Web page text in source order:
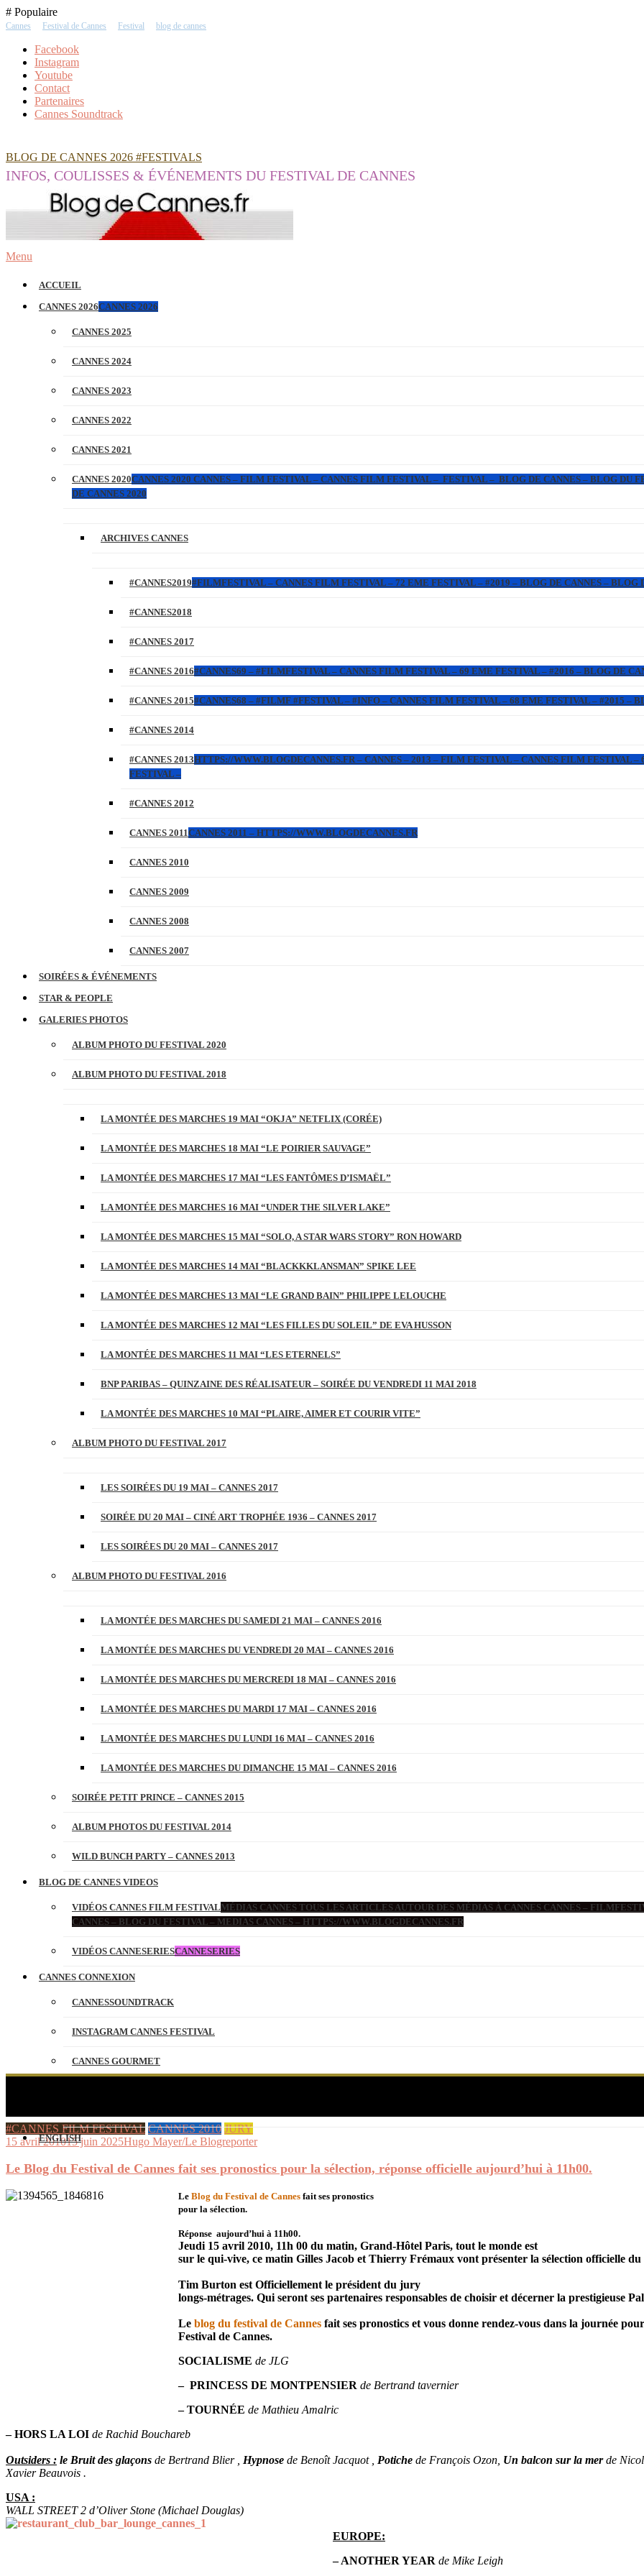
Skip
To
# Populaire
Cannes Festival de Cannes Festival blog de cannes
Facebook
Instagram
Youtube
Contact
Partenaires
Cannes Soundtrack
BLOG DE CANNES 2026 #FESTIVALS
INFOS, COULISSES & ÉVÉNEMENTS DU FESTIVAL DE CANNES
Menu
ACCUEIL
CANNES 2026CANNES 2026
CANNES 2025
CANNES 2024
CANNES 2023
CANNES 2022
CANNES 2021
CANNES 2020CANNES 2020 CANNES – FILM FESTIVAL – CANNES FILM FESTIVAL – FESTIVAL – BLOG DE CANNES – BLOG DU
DE CANNES 2020
ARCHIVES CANNES
#CANNES2019#FILMFESTIVAL – CANNES FILM FESTIVAL – 72 EME FESTIVAL – #2019 – BLOG DE CANNES – BLOG
#CANNES2018
#CANNES 2017
#CANNES 2016#CANNES69 – #FILMFESTIVAL – CANNES FILM FESTIVAL – 69 EME FESTIVAL – #2016 – BLOG DE
#CANNES 2015#CANNES68 – #FILMF #FESTIVAL – #INFO – CANNES FILM FESTIVAL – 68 EME FESTIVAL – #2015 –
#CANNES 2014
#CANNES 2013HTTPS://WWW.BLOGDECANNES.FR – CANNES – 2013 – FILM FESTIVAL – CANNES FILM FESTIVAL
FESTIVAL –
#CANNES 2012
CANNES 2011CANNES 2011 – HTTPS://WWW.BLOGDECANNES.FR
CANNES 2010
CANNES 2009
CANNES 2008
CANNES 2007
SOIRÉES & ÉVÉNEMENTS
STAR & PEOPLE
GALERIES PHOTOS
ALBUM PHOTO DU FESTIVAL 2020
ALBUM PHOTO DU FESTIVAL 2018
LA MONTÉE DES MARCHES 19 MAI “OKJA” NETFLIX (CORÉE)
LA MONTÉE DES MARCHES 18 MAI “LE POIRIER SAUVAGE”
LA MONTÉE DES MARCHES 17 MAI “LES FANTÔMES D’ISMAËL”
LA MONTÉE DES MARCHES 16 MAI “UNDER THE SILVER LAKE”
LA MONTÉE DES MARCHES 15 MAI “SOLO, A STAR WARS STORY” RON HOWARD
LA MONTÉE DES MARCHES 14 MAI “BLACKKKLANSMAN” SPIKE LEE
LA MONTÉE DES MARCHES 13 MAI “LE GRAND BAIN” PHILIPPE LELOUCHE
LA MONTÉE DES MARCHES 12 MAI “LES FILLES DU SOLEIL” DE EVA HUSSON
LA MONTÉE DES MARCHES 11 MAI “LES ETERNELS”
BNP PARIBAS – QUINZAINE DES RÉALISATEUR – SOIRÉE DU VENDREDI 11 MAI 2018
LA MONTÉE DES MARCHES 10 MAI “PLAIRE, AIMER ET COURIR VITE”
ALBUM PHOTO DU FESTIVAL 2017
LES SOIRÉES DU 19 MAI – CANNES 2017
SOIRÉE DU 20 MAI – CINÉ ART TROPHÉE 1936 – CANNES 2017
LES SOIRÉES DU 20 MAI – CANNES 2017
ALBUM PHOTO DU FESTIVAL 2016
LA MONTÉE DES MARCHES DU SAMEDI 21 MAI – CANNES 2016
LA MONTÉE DES MARCHES DU VENDREDI 20 MAI – CANNES 2016
LA MONTÉE DES MARCHES DU MERCREDI 18 MAI – CANNES 2016
LA MONTÉE DES MARCHES DU MARDI 17 MAI – CANNES 2016
LA MONTÉE DES MARCHES DU LUNDI 16 MAI – CANNES 2016
LA MONTÉE DES MARCHES DU DIMANCHE 15 MAI – CANNES 2016
SOIRÉE PETIT PRINCE – CANNES 2015
ALBUM PHOTOS DU FESTIVAL 2014
WILD BUNCH PARTY – CANNES 2013
BLOG DE CANNES VIDEOS
VIDÉOS CANNES FILM FESTIVALMÉDIAS CANNES TOUS LES ARTICLES AUTOUR DES MÉDIAS À CANNES CANNES –
CANNES – BLOG DU FESTIVAL – MEDIAS CANNES – HTTPS://WWW.BLOGDECANNES.FR
VIDÉOS CANNESERIESCANNESERIES
CANNES CONNEXION
CANNESSOUNDTRACK
INSTAGRAM CANNES FESTIVAL
CANNES GOURMET
ENGLISH
#CANNES FILM FESTIVAL CANNES 2010 JURY
15 avril 201015 juin 2025Hugo Mayer/Le Blogreporter
Le Blog du Festival de Cannes fait ses pronostics pour la sélection, réponse officielle aujourd’hui à 11h00.
Le Blog du Festival de Cannes fait ses pronostics
pour la sélection.
Réponse aujourd’hui à 11h00.
Jeudi 15 avril 2010, 11h 00 du matin, Grand-Hôtel Paris, tout le monde est
sur le qui-vive, ce matin Gilles Jacob et Thierry Frémaux vont présenter la sélection officielle du
Tim Burton est Officiellement le président du jury
longs-métrages. Qui seront ses partenaires responsables de choisir et décerner la prestigieuse
Le blog du festival de Cannes fait ses pronostics et vous donne rendez-vous dans la journée
Festival de Cannes.
SOCIALISME de JLG
– PRINCESS DE MONTPENSIER de Bertrand tavernier
– TOURNÉE de Mathieu Amalric
– HORS LA LOI de Rachid Bouchareb
Outsiders : le Bruit des glaçons de Bertrand Blier , Hypnose de Benoît Jacquot , Potiche de François Ozon, Un balcon sur la merde
Xavier Beauvois .
USA :
WALL STREET 2 d’Oliver Stone (Michael Douglas)
EUROPE:
– ANOTHER YEAR de Mike Leigh